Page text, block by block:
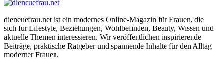
dieneuefrau.net ist ein modernes Online-Magazin für Frauen, die
sich für Lifestyle, Beziehungen, Wohlbefinden, Beauty, Wissen und
aktuelle Themen interessieren. Wir veröffentlichen inspirierende
Beiträge, praktische Ratgeber und spannende Inhalte für den Alltag
moderner Frauen.